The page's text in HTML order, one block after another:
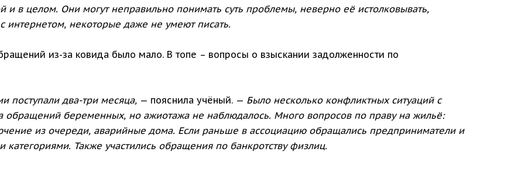
и в целом. Они могут неправильно понимать суть проблемы, неверно её истолковывать,
интернетом, некоторые даже не умеют писать.
из-за ковида было мало. В топе – вопросы о взыскании задолженности по
поступали два-три месяца, — пояснила учёный. — Было несколько конфликтных ситуаций с
обращений беременных, но ажиотажа не наблюдалось. Много вопросов по праву на жильё:
из очереди, аварийные дома. Если раньше в ассоциацию обращались предприниматели и
категориями. Также участились обращения по банкротству физлиц.